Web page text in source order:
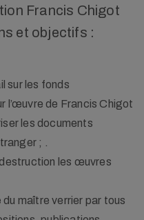
Francis Chigot
et objectifs :
sur les fonds
l’œuvre de Francis Chigot
les documents
; .
les œuvres
du maître verrier par tous